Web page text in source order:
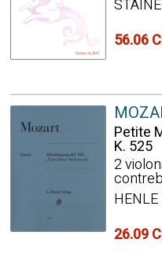
56.06
Petite
K. 525
2
HENLE
26.09